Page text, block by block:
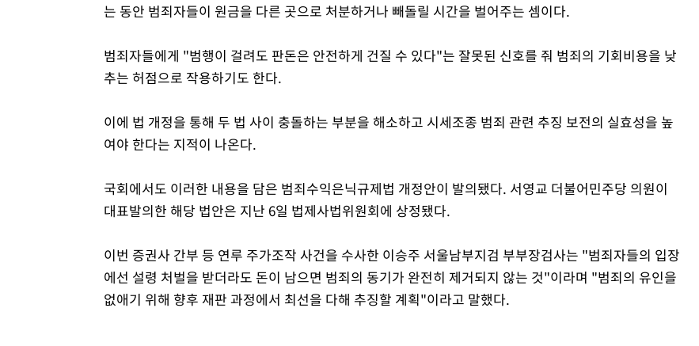
는 동안 범죄자들이 원금을 다른 곳으로 처분하거나 빼돌릴 시간을 벌어주는 셈이다.
범죄자들에게 "범행이 걸려도 판돈은 안전하게 건질 수 있다"는 잘못된 신호를 줘 범죄의 기회비용을 낮
추는 허점으로 작용하기도 한다.
이에 법 개정을 통해 두 법 사이 충돌하는 부분을 해소하고 시세조종 범죄 관련 추징 보전의 실효성을 높
여야 한다는 지적이 나온다.
국회에서도 이러한 내용을 담은 범죄수익은닉규제법 개정안이 발의됐다. 서영교 더불어민주당 의원이
대표발의한 해당 법안은 지난 6일 법제사법위원회에 상정됐다.
이번 증권사 간부 등 연루 주가조작 사건을 수사한 이승주 서울남부지검 부부장검사는 "범죄자들의 입장
에선 설령 처벌을 받더라도 돈이 남으면 범죄의 동기가 완전히 제거되지 않는 것"이라며 "범죄의 유인을
없애기 위해 향후 재판 과정에서 최선을 다해 추징할 계획"이라고 말했다.